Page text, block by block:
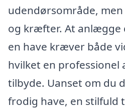
udendørsområde,
og kræfter. At anlægge
en have kræver både
hvilket en
tilbyde. Uanset om du
frodig have, en stilfuld